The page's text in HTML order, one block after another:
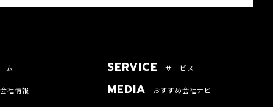
ム
会社情報
SERVICE サービス
MEDIA おすすめ会社ナビ